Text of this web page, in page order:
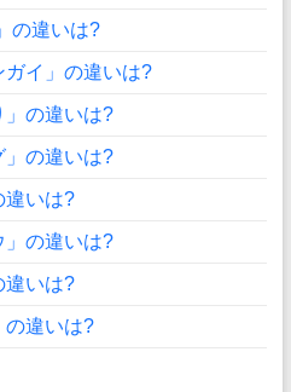
の違いは?
ガイ」の違いは?
」の違いは?
」の違いは?
違いは?
」の違いは?
違いは?
の違いは?